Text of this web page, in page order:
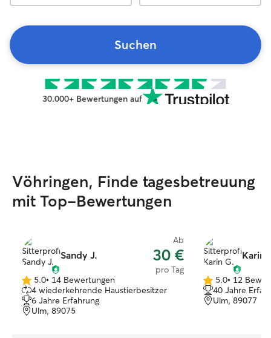
Suchen
30.000+ Bewertungen auf
Vöhringen, Finde tagesbetreuung
mit Top-Bewertungen
Sandy J.
Ab
30 €
pro Tag
5.0
von
5
Sternen
5.0• 14 Bewertungen
4 wiederkehrende Haustierbesitzer
6 Jahre Erfahrung
Ulm, 89075
Karin
5.0
von
5
5.0• 12
40 Jahre
Ulm, 89077